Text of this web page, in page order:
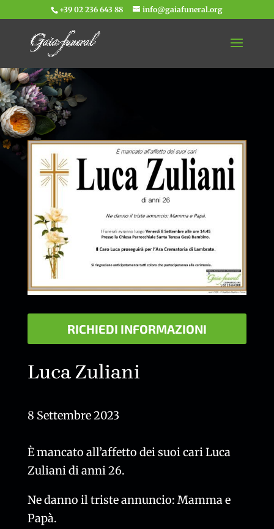
+39 02 236 643 88 info@gaiafuneral.org
RICHIEDI INFORMAZIONI
Luca Zuliani
8 Settembre 2023
È mancato all’affetto dei suoi cari Luca
Zuliani di anni 26.
Ne danno il triste annuncio: Mamma e
Papà.